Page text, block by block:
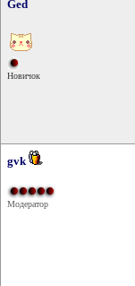
Ged
Новичок
gvk
Модератор